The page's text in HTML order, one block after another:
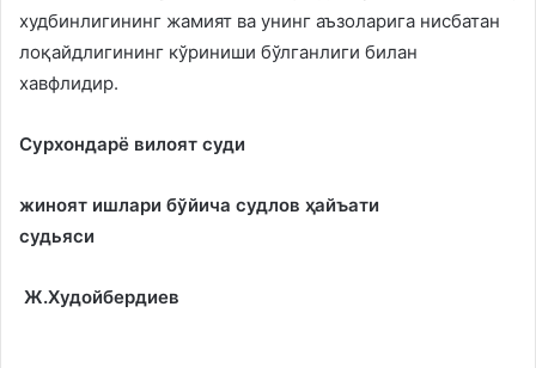
худбинлигининг жамият ва унинг аъзоларига нисбатан
лоқайдлигининг кўриниши бўлганлиги билан
хавфлидир.
Сурхондарё вилоят суди
жиноят ишлари бўйича судлов ҳайъати
судьяси
Ж.Худойбердиев